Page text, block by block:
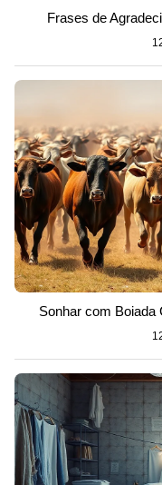
Frases de
Sonhar com Boiada